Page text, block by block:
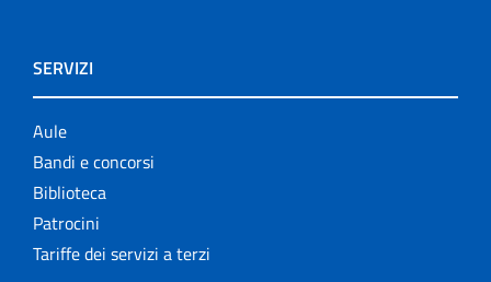
SERVIZI
Aule
Bandi e concorsi
Biblioteca
Patrocini
Tariffe dei servizi a terzi